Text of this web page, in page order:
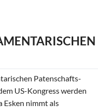
Patenschafts-
US-Kongress werden
Esken nimmt als